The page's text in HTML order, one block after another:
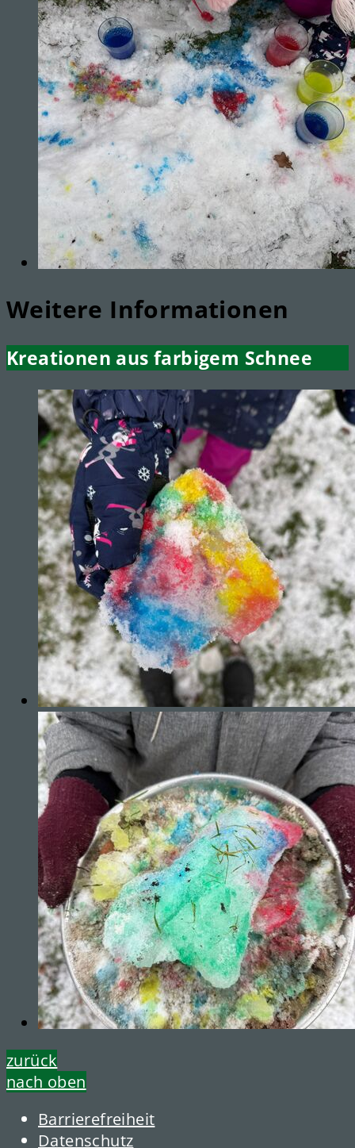
Weitere Informationen
Kreationen aus farbigem Schnee
zurück
nach oben
Barrierefreiheit
Datenschutz